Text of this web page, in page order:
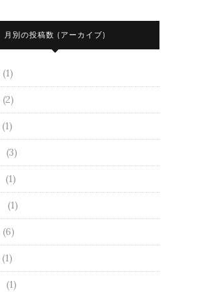
月別の投稿数 (アーカイブ)
(1)
(2)
(1)
(3)
(1)
(1)
(6)
(1)
(1)